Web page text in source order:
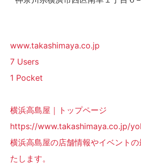
www.takashimaya.co.jp
7 Users
1 Pocket
横浜高島屋｜トップページ
https://www.takashimaya.co.jp/
横浜高島屋の店舗情報やイベント
たします。